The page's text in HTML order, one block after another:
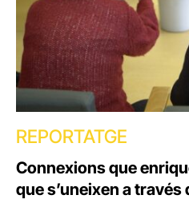
REPORTATGE
Connexions que
que s’uneixen a través